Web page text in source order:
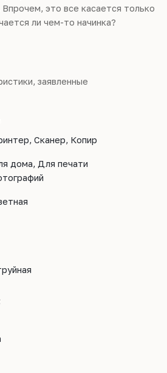
это все касается только
ли чем-то начинка?
, заявленные
Сканер, Копир
дома, Для печати